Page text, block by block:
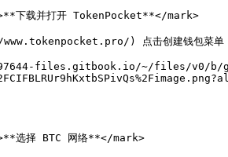
载并打开 TokenPocket**</mark>
) 点击创建钱包菜单，
files.gitbook.io/~/files/v0/b/
择 BTC 网络**</mark>